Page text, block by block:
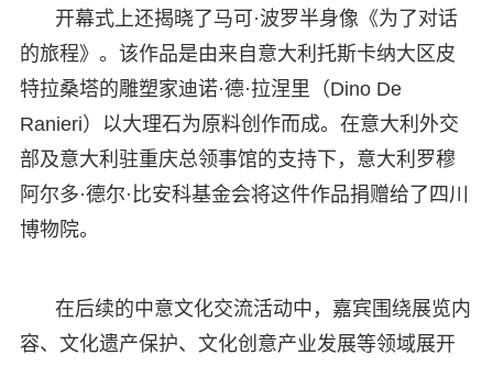
开幕式上还揭晓了马可·波罗半身像《为了对话
的旅程》。该作品是由来自意大利托斯卡纳大区皮
特拉桑塔的雕塑家迪诺·德·拉涅里（Dino De
Ranieri）以大理石为原料创作而成。在意大利外交
部及意大利驻重庆总领事馆的支持下，意大利罗穆
阿尔多·德尔·比安科基金会将这件作品捐赠给了四川
博物院。
在后续的中意文化交流活动中，嘉宾围绕展览内
容、文化遗产保护、文化创意产业发展等领域展开